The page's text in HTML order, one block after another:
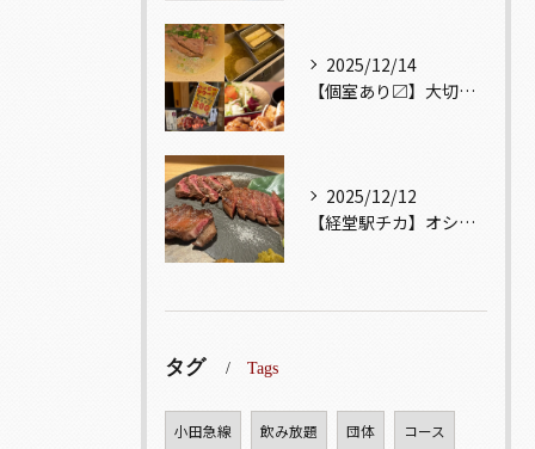
2025/12/14
【個室あり〼】大切な記念日、お祝い事でのご来店ぜひお待ちして...
2025/12/12
【経堂駅チカ】オシャレ居酒屋🏮自慢のお肉が楽しめる🐃お得なコ...
タグ Tags
小田急線 飲み放題 団体 コース